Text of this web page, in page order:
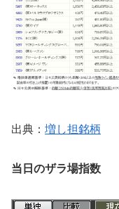
出典： 増し担銘柄
当日のザラ場指数